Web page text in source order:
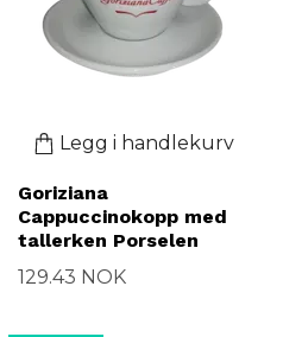
Legg i handlekurv
Goriziana
Cappuccinokopp med
tallerken Porselen
129.43 NOK